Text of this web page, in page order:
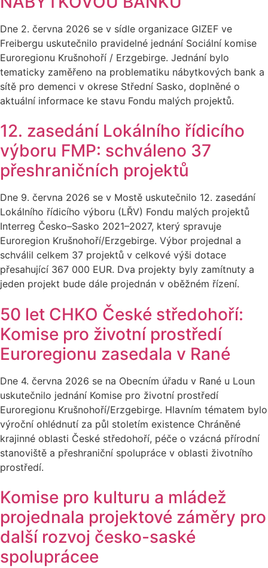
Dne 2. června 2026 se v sídle organizace GIZEF ve
Freibergu uskutečnilo pravidelné jednání Sociální komise
Euroregionu Krušnohoří / Erzgebirge. Jednání bylo
tematicky zaměřeno na problematiku nábytkových bank a
sítě pro demenci v okrese Střední Sasko, doplněné o
aktuální informace ke stavu Fondu malých projektů.
12. zasedání Lokálního řídicího
výboru FMP: schváleno 37
přeshraničních projektů
Dne 9. června 2026 se v Mostě uskutečnilo 12. zasedání
Lokálního řídicího výboru (LŘV) Fondu malých projektů
Interreg Česko–Sasko 2021–2027, který spravuje
Euroregion Krušnohoří/Erzgebirge. Výbor projednal a
schválil celkem 37 projektů v celkové výši dotace
přesahující 367 000 EUR. Dva projekty byly zamítnuty a
jeden projekt bude dále projednán v oběžném řízení.
50 let CHKO České středohoří:
Komise pro životní prostředí
Euroregionu zasedala v Rané
Dne 4. června 2026 se na Obecním úřadu v Rané u Loun
uskutečnilo jednání Komise pro životní prostředí
Euroregionu Krušnohoří/Erzgebirge. Hlavním tématem bylo
výroční ohlédnutí za půl stoletím existence Chráněné
krajinné oblasti České středohoří, péče o vzácná přírodní
stanoviště a přeshraniční spolupráce v oblasti životního
prostředí.
Komise pro kulturu a mládež
projednala projektové záměry pro
další rozvoj česko-saské
spoluprácee